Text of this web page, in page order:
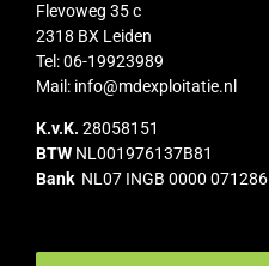
Flevoweg 35 c
2318 BX Leiden
Tel: 06-19923989
Mail: info@mdexploitatie.nl
K.v.K. 28058151
BTW NL001976137B81
Bank NL07 INGB 0000 071286